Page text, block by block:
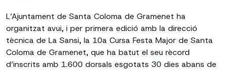
L’Ajuntament de Santa Coloma de Gramenet ha
organitzat avui, i per primera edició amb la direcció
tècnica de La Sansi, la 10a Cursa Festa Major de Santa
Coloma de Gramenet, que ha batut el seu rècord
d’inscrits amb 1.600 dorsals esgotats 30 dies abans de